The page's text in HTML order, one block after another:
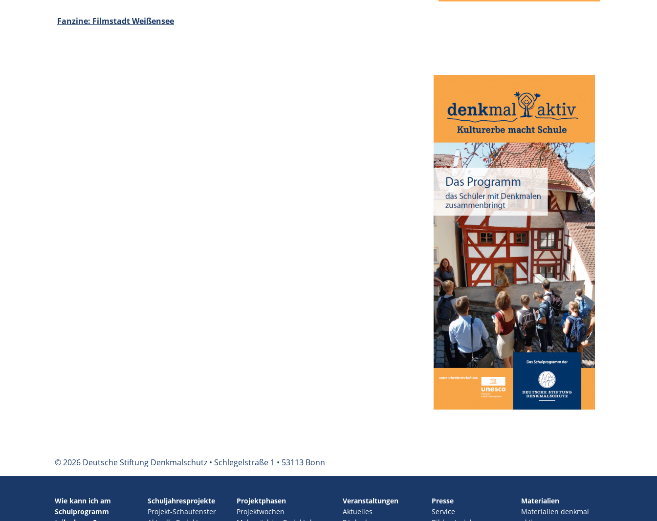
Fanzine: Filmstadt Weißen­see
© 2026 Deutsche Stiftung Denkmalschutz • Schlegelstraße 1 • 53113 Bonn
Wie kann ich am
Schulprogramm
Schuljahresprojekte
Projekt-Schaufenster
Projektphasen
Projektwochen
Veranstaltungen
Aktuelles
Presse
Service
Materialien
Materialien denkmal